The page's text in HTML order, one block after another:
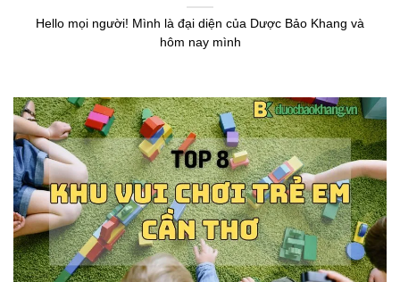
Hello mọi người! Mình là đại diện của Dược Bảo Khang và
hôm nay mình